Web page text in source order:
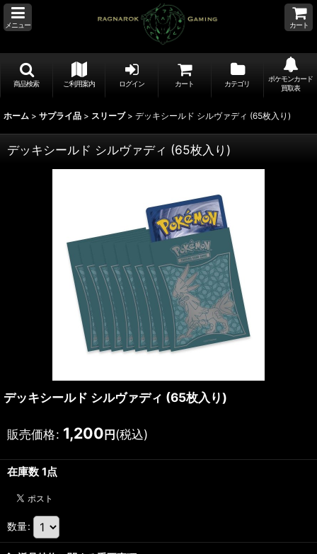
メニュー カート
商品検索 ご利用案内 ログイン カート カテゴリ
ポケモンカード
買取表
ホーム > サプライ品 > スリーブ > デッキシールド シルヴァディ (65枚入り)
デッキシールド シルヴァディ (65枚入り)
デッキシールド シルヴァディ (65枚入り)
販売価格: 1,200 円 (税込)
在庫数 1点
数量: